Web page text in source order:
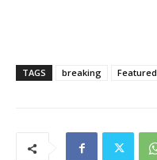
TAGS breaking Featured